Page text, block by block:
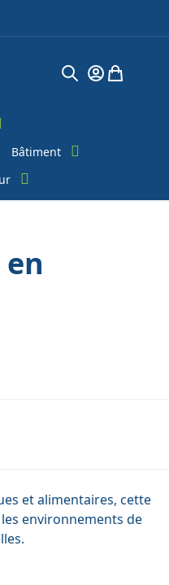
Chercher
Mon Compte
Mon
Bâtiment
et alimentaires, cette
environnements de